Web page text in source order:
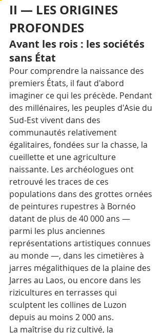
II — LES ORIGINES
PROFONDES
Avant les rois : les sociétés
sans État
Pour comprendre la naissance des
premiers États, il faut d'abord
imaginer ce qui les précède. Pendant
des millénaires, les peuples d'Asie du
Sud-Est vivent dans des
communautés relativement
égalitaires, fondées sur la chasse, la
cueillette et une agriculture
naissante. Les archéologues ont
retrouvé les traces de ces
populations dans des grottes ornées
de peintures rupestres à Bornéo
datant de plus de 40 000 ans —
parmi les plus anciennes
représentations artistiques connues
au monde —, dans les cimetières à
jarres mégalithiques de la plaine des
Jarres au Laos, ou encore dans les
rizicultures en terrasses qui
sculptent les collines de Luzon
depuis au moins 2 000 ans.
La maîtrise du riz cultivé, la